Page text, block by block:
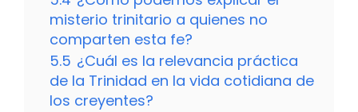
misterio trinitario a quienes no
comparten esta fe?
5.5 ¿Cuál es la relevancia práctica
de la Trinidad en la vida cotidiana de
los creyentes?